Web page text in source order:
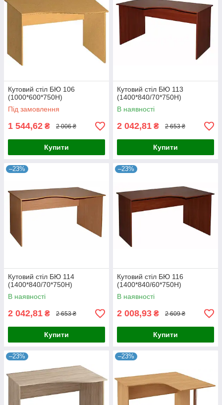
Кутовий стіл БЮ 106
(1000*600*750Н)
Під замовлення
1 544,62 ₴ 2 006 ₴
Купити
Кутовий стіл БЮ 113
(1400*840/70*750Н)
В наявності
2 042,81 ₴ 2 653 ₴
Купити
–23%
Кутовий стіл БЮ 114
(1400*840/70*750Н)
В наявності
2 042,81 ₴ 2 653 ₴
Купити
–23%
Кутовий стіл БЮ 116
(1400*840/60*750Н)
В наявності
2 008,93 ₴ 2 609 ₴
Купити
–23% –23%